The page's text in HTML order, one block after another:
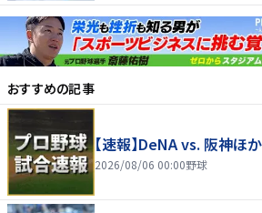
おすすめの記事
【速報】DeNA vs. 阪神ほか
2026/08/06 00:00野球